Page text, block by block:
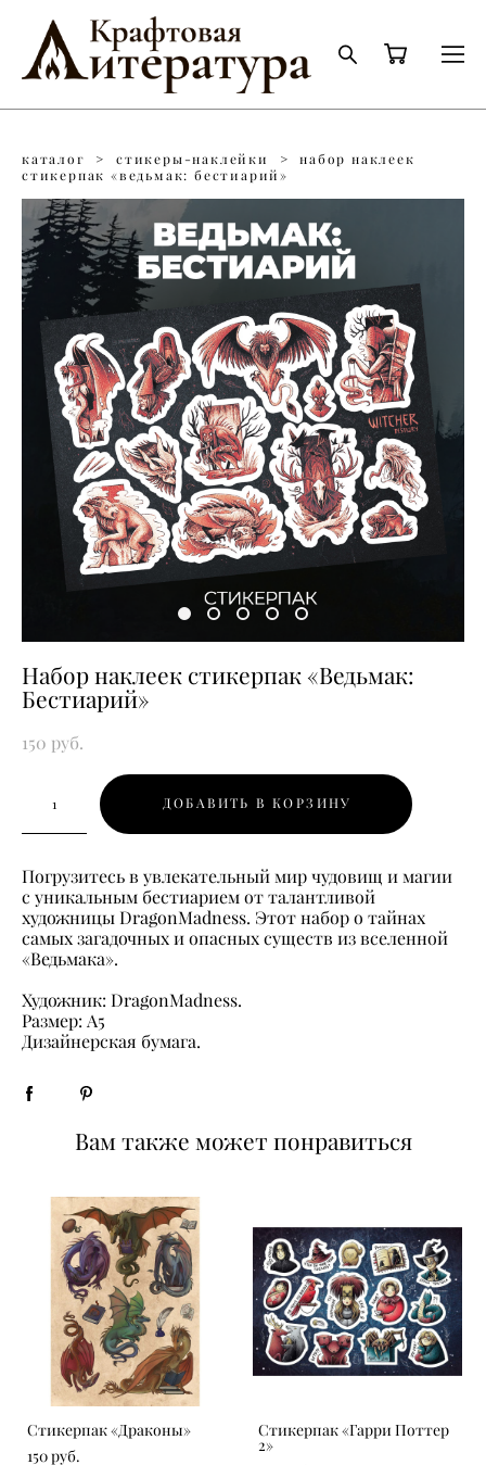
каталог > стикеры-наклейки >
набор наклеек
стикерпак «ведьмак: бестиарий»
Набор наклеек стикерпак «Ведьмак:
Бестиарий»
150 pуб.
ДОБАВИТЬ В КОРЗИНУ
Погрузитесь в увлекательный мир чудовищ и магии
с уникальным бестиарием от талантливой
художницы DragonMadness. Этот набор о тайнах
самых загадочных и опасных существ из вселенной
«Ведьмака».
Художник: DragonMadness.
Размер: А5
Дизайнерская бумага.
Вам также может понравиться
Стикерпак «‎Драконы»
150 pуб.
Стикерпак «Гарри Поттер
2»